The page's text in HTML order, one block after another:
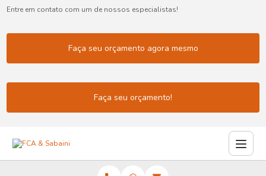
Entre em contato com um de nossos especialistas!
Faça seu orçamento agora mesmo
Faça seu orçamento!